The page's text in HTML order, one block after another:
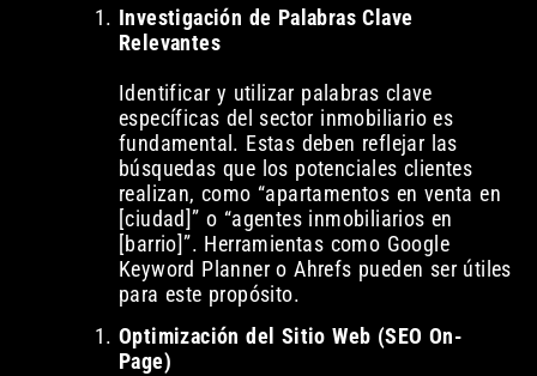
Investigación de Palabras Clave
Relevantes
Identificar y utilizar palabras clave
específicas del sector inmobiliario es
fundamental. Estas deben reflejar las
búsquedas que los potenciales clientes
realizan, como “apartamentos en venta en
[ciudad]” o “agentes inmobiliarios en
[barrio]”. Herramientas como Google
Keyword Planner o Ahrefs pueden ser útiles
para este propósito.
Optimización del Sitio Web (SEO On-
Page)